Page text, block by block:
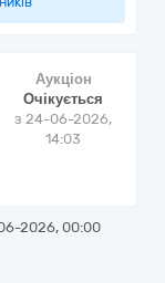
Аукціон
Очікується
з24-06-2026,
14:03
2026, 00:00